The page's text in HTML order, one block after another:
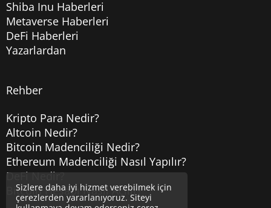
Shiba Inu Haberleri
Metaverse Haberleri
DeFi Haberleri
Yazarlardan
Rehber
Kripto Para Nedir?
Altcoin Nedir?
Bitcoin Madenciliği Nedir?
Ethereum Madenciliği Nasıl Yapılır?
DeFi Nedir?
Bitcoin Hesabı Nasıl Açılır?
Sizlere daha iyi hizmet verebilmek için
çerezlerden yararlanıyoruz. Siteyi